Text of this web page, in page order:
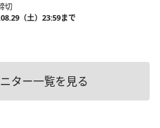
切
（土）23:59まで
ター一覧を見る